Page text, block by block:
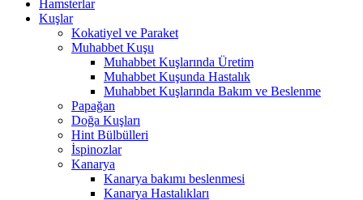
Hamsterlar
Kuşlar
Kokatiyel ve Paraket
Muhabbet Kuşu
Muhabbet Kuşlarında Üretim
Muhabbet Kuşunda Hastalık
Muhabbet Kuşlarında Bakım ve Beslenme
Papağan
Doğa Kuşları
Hint Bülbülleri
İspinozlar
Kanarya
Kanarya bakımı beslenmesi
Kanarya Hastalıkları